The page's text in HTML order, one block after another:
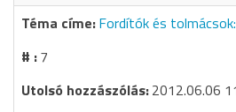
Fordítók és
7
2012.06.06